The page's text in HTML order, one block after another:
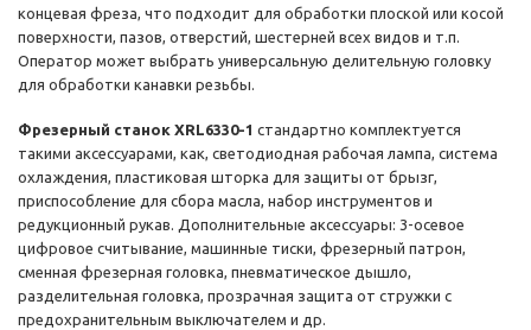
концевая фреза, что подходит для обработки плоской или косой
поверхности, пазов, отверстий, шестерней всех видов и т.п.
Оператор может выбрать универсальную делительную головку
для обработки канавки резьбы.
Фрезерный станок XRL6330-1 стандартно комплектуется
такими аксессуарами, как, светодиодная рабочая лампа, система
охлаждения, пластиковая шторка для защиты от брызг,
приспособление для сбора масла, набор инструментов и
редукционный рукав. Дополнительные аксессуары: 3-осевое
цифровое считывание, машинные тиски, фрезерный патрон,
сменная фрезерная головка, пневматическое дышло,
разделительная головка, прозрачная защита от стружки с
предохранительным выключателем и др.